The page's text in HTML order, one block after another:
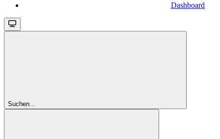
Dashboard
Suchen...